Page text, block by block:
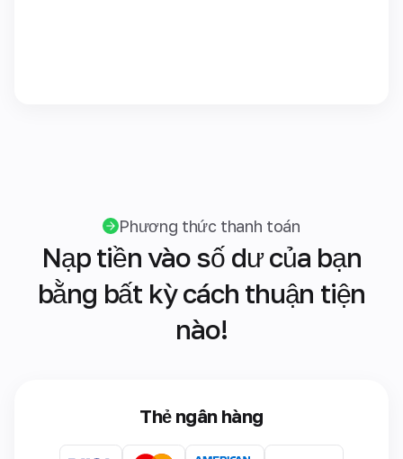
Phương thức thanh toán
Nạp tiền vào số dư của bạn
bằng bất kỳ cách thuận tiện
nào!
Thẻ ngân hàng